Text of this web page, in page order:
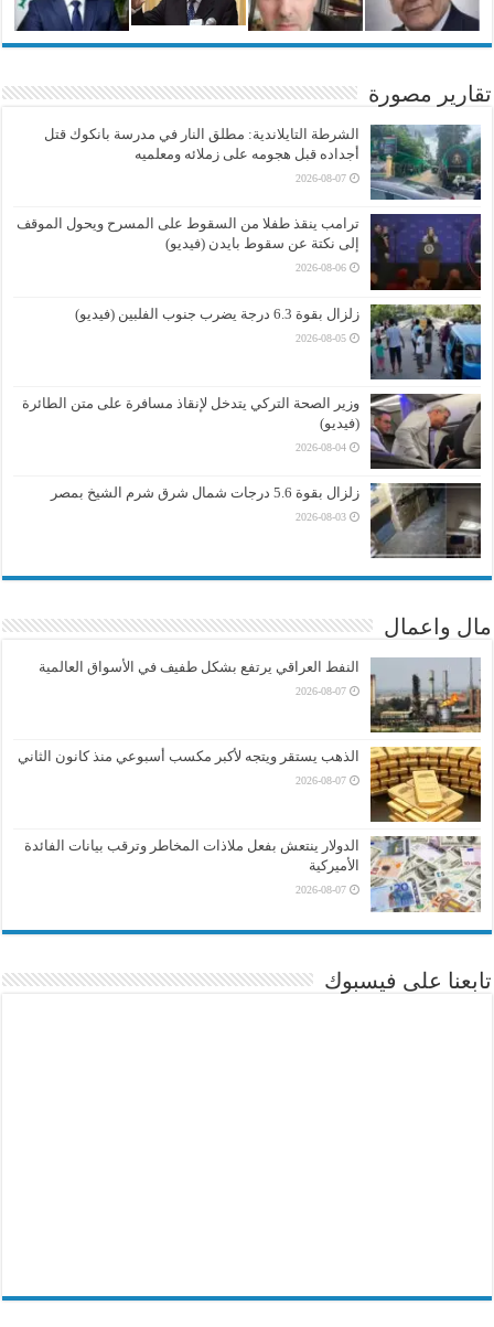
تقارير مصورة
الشرطة التايلاندية: مطلق النار في مدرسة بانكوك قتل
أجداده قبل هجومه على زملائه ومعلميه
2026-08-07
ترامب ينقذ طفلا من السقوط على المسرح ويحول الموقف
إلى نكتة عن سقوط بايدن (فيديو)
2026-08-06
زلزال بقوة 6.3 درجة يضرب جنوب الفلبين (فيديو)
2026-08-05
وزير الصحة التركي يتدخل لإنقاذ مسافرة على متن الطائرة
(فيديو)
2026-08-04
زلزال بقوة 5.6 درجات شمال شرق شرم الشيخ بمصر
2026-08-03
مال واعمال
النفط العراقي يرتفع بشكل طفيف في الأسواق العالمية
2026-08-07
الذهب يستقر ويتجه لأكبر مكسب أسبوعي منذ كانون الثاني
2026-08-07
الدولار ينتعش بفعل ملاذات المخاطر وترقب بيانات الفائدة
الأميركية
2026-08-07
تابعنا على فيسبوك